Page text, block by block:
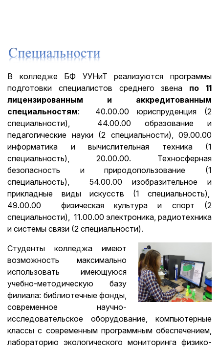
В колледже БФ УУНиТ реализуются программы
подготовки специалистов среднего звена по 11
лицензированным и аккредитованным
специальностям: 40.00.00 юриспруденция (2
специальности), 44.00.00 образование и
педагогические науки (2 специальности), 09.00.00
информатика и вычислительная техника (1
специальность), 20.00.00. Техносферная
безопасность и природопользование (1
специальность), 54.00.00 изобразительное и
прикладные виды искусств (1 специальность),
49.00.00 физическая культура и спорт (2
специальности), 11.00.00 электроника, радиотехника
и системы связи (2 специальности).
Студенты колледжа имеют
возможность максимально
использовать имеющуюся
учебно-методическую базу
филиала: библиотечные фонды,
современное научно-
исследовательское оборудование, компьютерные
классы с современным программным обеспечением,
лабораторию экологического мониторинга физико-